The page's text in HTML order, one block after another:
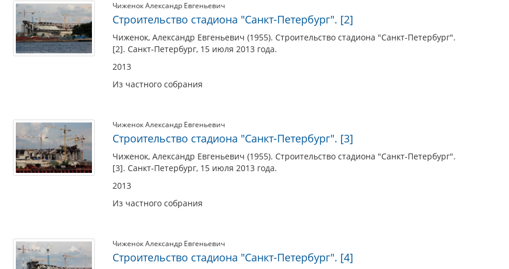
Чиженок Александр Евгеньевич
Строительство стадиона "Санкт-Петербург". [2]
Чиженок, Александр Евгеньевич (1955). Строительство стадиона "Санкт-Петербург".
[2]. Санкт-Петербург, 15 июля 2013 года.
2013
Из частного собрания
Чиженок Александр Евгеньевич
Строительство стадиона "Санкт-Петербург". [3]
Чиженок, Александр Евгеньевич (1955). Строительство стадиона "Санкт-Петербург".
[3]. Санкт-Петербург, 15 июля 2013 года.
2013
Из частного собрания
Чиженок Александр Евгеньевич
Строительство стадиона "Санкт-Петербург". [4]